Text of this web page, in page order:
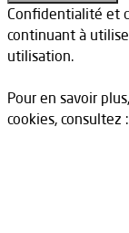
Confidentialité et
continuant à
utilisation.
Pour en savoir
cookies, consultez :